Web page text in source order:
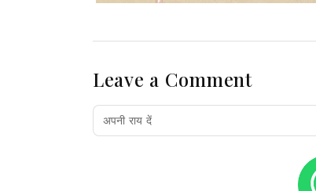
Leave a Comment